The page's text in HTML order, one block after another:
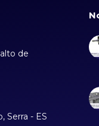
de
Serra - ES